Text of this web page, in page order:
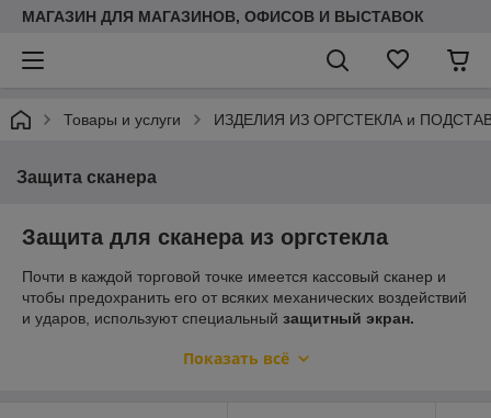
МАГАЗИН ДЛЯ МАГАЗИНОВ, ОФИСОВ И ВЫСТАВОК
Товары и услуги ИЗДЕЛИЯ ИЗ ОРГСТЕКЛА и
Защита сканера
Защита для сканера из оргстекла
Почти в каждой торговой точке имеется кассовый сканер и
чтобы предохранить его от всяких механических воздействий
и ударов, используют специальный защитный экран.
использовании. Такая защита поможет сохранить ваше
Показать всё